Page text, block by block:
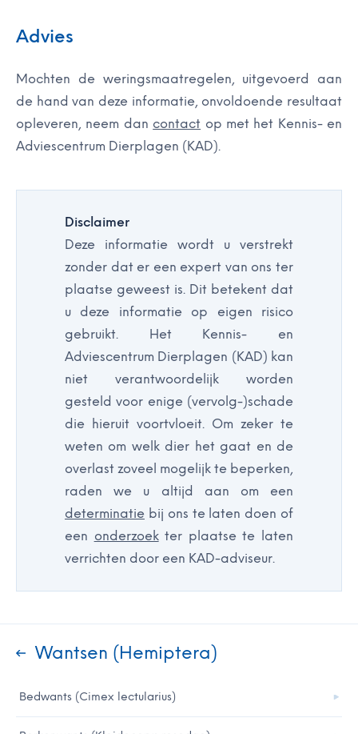
Wantsen (Hemiptera)
Bedwants (Cimex lectularius)
Advies
Mochten de weringsmaatregelen, uitgevoerd aan
de hand van deze informatie, onvoldoende resultaat
opleveren, neem dan contact op met het Kennis- en
Adviescentrum Dierplagen (KAD).
Disclaimer
Deze informatie wordt u verstrekt
zonder dat er een expert van ons ter
plaatse geweest is. Dit betekent dat
u deze informatie op eigen risico
gebruikt. Het Kennis- en
Adviescentrum Dierplagen (KAD) kan
niet verantwoordelijk worden
gesteld voor enige (vervolg-)schade
die hieruit voortvloeit. Om zeker te
weten om welk dier het gaat en de
overlast zoveel mogelijk te beperken,
raden we u altijd aan om een
determinatie bij ons te laten doen of
een onderzoekter plaatse te laten
verrichten door een KAD-adviseur.